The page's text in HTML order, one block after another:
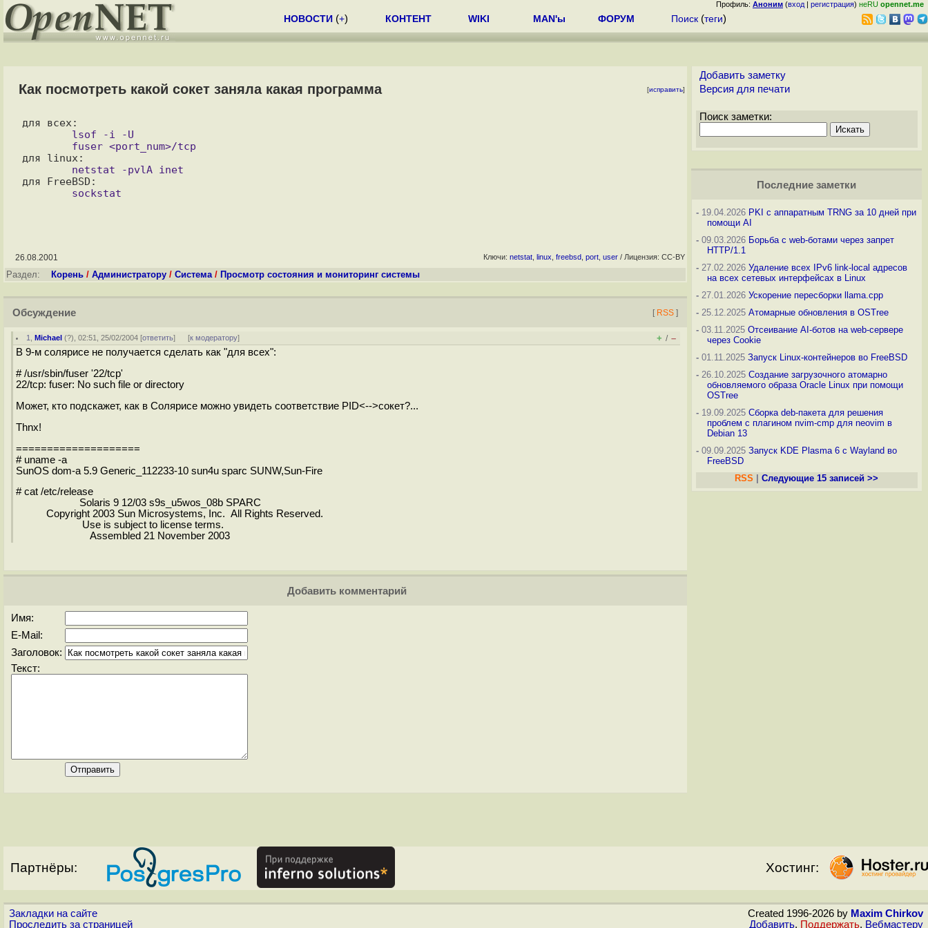
Профиль: Аноним (вход | регистрация) неRU opennet.me
НОВОСТИ (+) КОНТЕНТ WIKI MAN'ы ФОРУМ Поиск (теги)
Как посмотреть какой сокет заняла какая программа [исправить]
26.08.2001 Ключи: netstat linux freebsd port user / Лицензия: CC-BY
Раздел: Корень / Администратору / Система/ Просмотр состояния и мониторинг системы
Обсуждение [ RSS ]
1 ,Michael (?), 02:51, 25/02/2004 [ответить] [к модератору] + / –
В 9-м солярисе не получается сделать как "для всех":
# /usr/sbin/fuser '22/tcp'
22/tcp: fuser: No such file or directory
Может, кто подскажет, как в Солярисе можно увидеть соответствие PID<-->сокет?...
Thnx!
====================
# uname -a
SunOS dom-a 5.9 Generic_112233-10 sun4u sparc SUNW,Sun-Fire
# cat /etc/release
Solaris 9 12/03 s9s_u5wos_08b SPARC
Copyright 2003 Sun Microsystems, Inc. All Rights Reserved.
Use is subject to license terms.
Assembled 21 November 2003
Добавить комментарий
Имя:
E-Mail:
Заголовок:
Текст:
Добавить заметку
Версия для печати
Поиск заметки:
Последние заметки
-19.04.2026 PKI с аппаратным TRNG за 10 дней при
помощи AI
-09.03.2026 Борьба с web-ботами через запрет
HTTP/1.1
-27.02.2026 Удаление всех IPv6 link-local адресов
на всех сетевых интерфейсах в Linux
-27.01.2026 Ускорение пересборки llama.cpp
-25.12.2025 Атомарные обновления в OSTree
-03.11.2025 Отсеивание AI-ботов на web-сервере
через Cookie
-01.11.2025 Запуск Linux-контейнеров во FreeBSD
-26.10.2025 Создание загрузочного атомарно
обновляемого образа Oracle Linux при помощи
OSTree
-19.09.2025 Сборка deb-пакета для решения
проблем с плагином nvim-cmp для neovim в
Debian 13
-09.09.2025 Запуск KDE Plasma 6 с Wayland во
FreeBSD
RSS
Следующие 15 записей >>
Партнёры: Хостинг:
Закладки на сайте
Проследить за страницей
Created 1996-2026 by Maxim Chirkov
Добавить, Поддержать, Вебмастеру